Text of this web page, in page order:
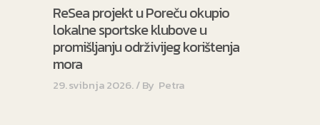
ReSea projekt u Poreču okupio
lokalne sportske klubove u
promišljanju održivijeg korištenja
mora
29. svibnja 2026. By Petra